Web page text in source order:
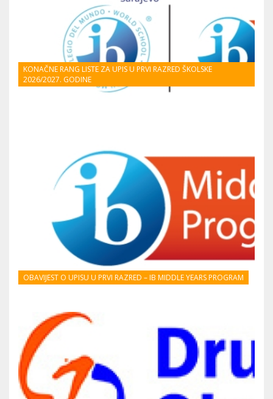
KONAČNE RANG LISTE ZA UPIS U PRVI RAZRED ŠKOLSKE
2026/2027. GODINE
OBAVIJEST O UPISU U PRVI RAZRED – IB MIDDLE YEARS PROGRAM